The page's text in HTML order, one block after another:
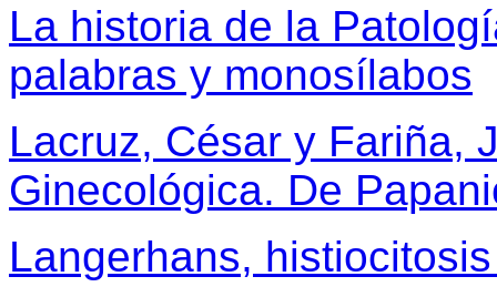
La historia de la
palabras y monosílabos
Lacruz, César y Fariña,
Ginecológica. De
Langerhans,